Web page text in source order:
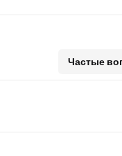
Частые